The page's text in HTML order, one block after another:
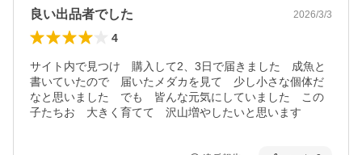
良い出品者でした 2026/3/3
4
サイト内で見つけ　購入して2、3日で届きました　成魚と
書いていたので　届いたメダカを見て　少し小さな個体だ
なと思いました　でも　皆んな元気にしていました　この
子たちお　大きく育てて　沢山増やしたいと思います